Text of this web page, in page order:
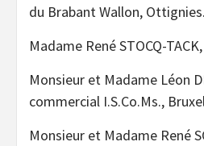
du Brabant Wallon, Ottignies.
Madame René STOCQ-
Monsieur et Madame Léon
commercial I.S.Co.Ms.,
Monsieur et Madame René